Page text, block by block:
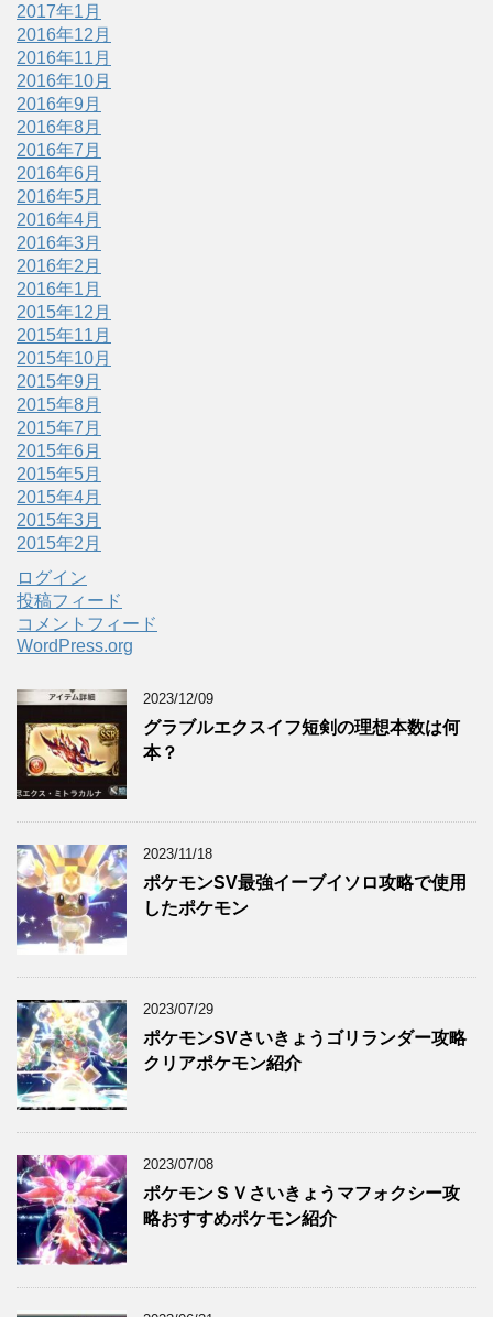
2017年1月
2016年12月
2016年11月
2016年10月
2016年9月
2016年8月
2016年7月
2016年6月
2016年5月
2016年4月
2016年3月
2016年2月
2016年1月
2015年12月
2015年11月
2015年10月
2015年9月
2015年8月
2015年7月
2015年6月
2015年5月
2015年4月
2015年3月
2015年2月
ログイン
投稿フィード
コメントフィード
WordPress.org
2023/12/09
グラブルエクスイフ短剣の理想本数は何
本？
2023/11/18
ポケモンSV最強イーブイソロ攻略で使用
したポケモン
2023/07/29
ポケモンSVさいきょうゴリランダー攻略
クリアポケモン紹介
2023/07/08
ポケモンＳＶさいきょうマフォクシー攻
略おすすめポケモン紹介